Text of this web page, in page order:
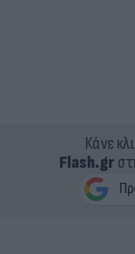
Κάνε
Flash.gr